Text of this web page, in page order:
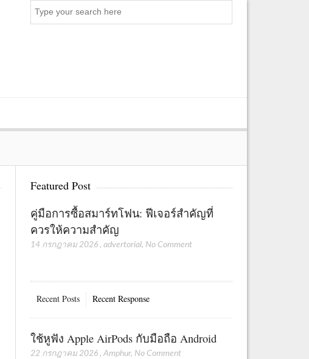
Featured Post
คู่มือการซื้อสมาร์ทโฟน: ฟีเจอร์สำคัญที่
ควรให้ความสำคัญ
14 กรกฎาคม 2026 ,advertorial, No Comment
Recent Posts Recent Response
ใช้หูฟัง Apple AirPods กับมือถือ Android
22 กรกฎาคม 2026 ,Amphur, No Comment